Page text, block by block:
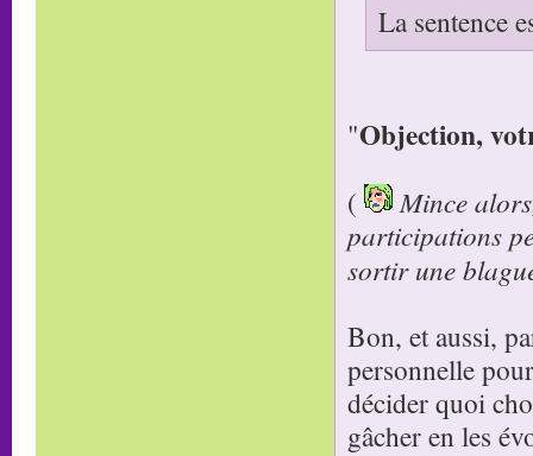
La sentence
"Objection,
(
Mince
participations
sortir une
Bon, et aussi,
personnelle
décider quoi
gâcher en les